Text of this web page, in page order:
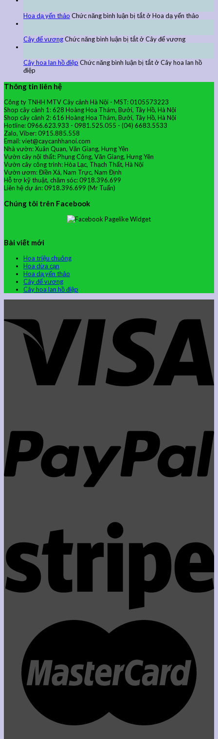
Hoa dạ yến thảo Chức năng bình luận bị tắtở Hoa dạ yến thảo
Cây đế vươngChức năng bình luận bị tắtở Cây đế vương
Cây hoa lan hồ điệp Chức năng bình luận bị tắtở Cây hoa lan hồ
điệp
Thông tin liên hệ
Công ty TNHH MTV Cây cảnh Hà Nội - MST: 0105573223
Shop cây cảnh 1: 628 Hoàng Hoa Thám, Bưởi, Tây Hồ, Hà Nội
Shop cây cảnh 2: 616 Hoàng Hoa Thám, Bưởi, Tây Hồ, Hà Nội
Hotline: 0966.623.933 - 0981.525.055 - (04) 6683.5533
Zalo, Viber: 0915.885.558
Email: viet@caycanhhanoi.com
Nhà vườn: Xuân Quan, Văn Giang, Hưng Yên
Vườn cây nội thất: Phụng Công, Văn Giang, Hưng Yên
Vườn cây công trình: Hòa Lạc, Thạch Thất, Hà Nội
Vườn ươm: Điền Xá, Nam Trực, Nam Định
Hỗ trợ kỹ thuật, chăm sóc: 0918.396.699
Liên hệ dự án: 0918.396.699 (Mr Tuấn)
Chúng tôi trên Facebook
Bài viết mới
Hoa triệu chuông
Hoa dừa cạn
Hoa dạ yến thảo
Cây đế vương
Cây hoa lan hồ điệp